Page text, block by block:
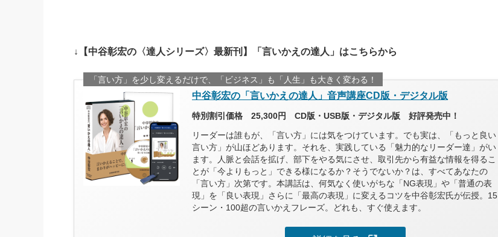
↓【中谷彰宏の〈達人シリーズ〉最新刊】「言いかえの達人」はこちらから
「言い方」を少し変えるだけで、「ビジネス」も「人生」も大きく変わる！
中谷彰宏の「言いかえの達人」音声講座CD版・デジタル版
特別割引価格 25,300円 CD版・USB版・デジタル版 好評発売中！
リーダーは誰もが、「言い方」には気をつけています。でも実は、「もっと良い
言い方」が山ほどあります。それを、実践している「魅力的なリーダー達」がい
ます。人脈と会話を拡げ、部下をやる気にさせ、取引先から有益な情報を得るこ
とが「今よりもっと」できる様になるか？そうでないか？は、すべてあなたの
「言い方」次第です。本講話は、何気なく使いがちな「NG表現」や「普通の表
現」を「良い表現」さらに「最高の表現」に変えるコツを中谷彰宏氏が伝授。15
シーン・100超の言いかえフレーズ。どれも、すぐ使えます。